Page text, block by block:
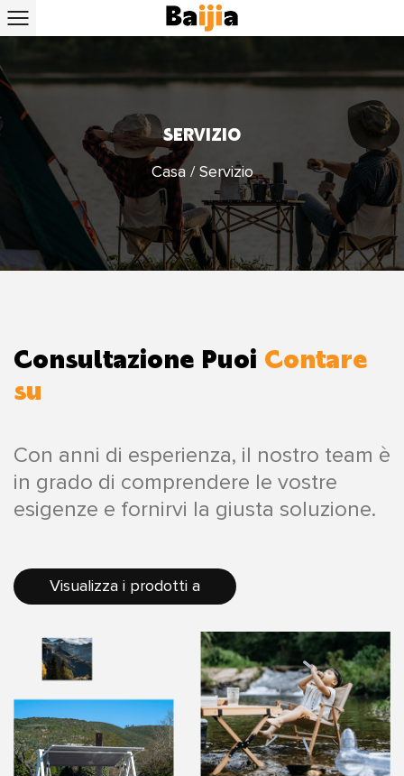
SERVIZIO
Casa/ Servizio
Consultazione Puoi Contare
su
Con anni di esperienza, il nostro team è
in grado di comprendere le vostre
esigenze e fornirvi la giusta soluzione.
Visualizza i prodotti a